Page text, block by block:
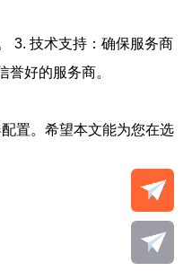
3. 技术支持：确保服务商
好的服务商。
置。希望本文能为您在选